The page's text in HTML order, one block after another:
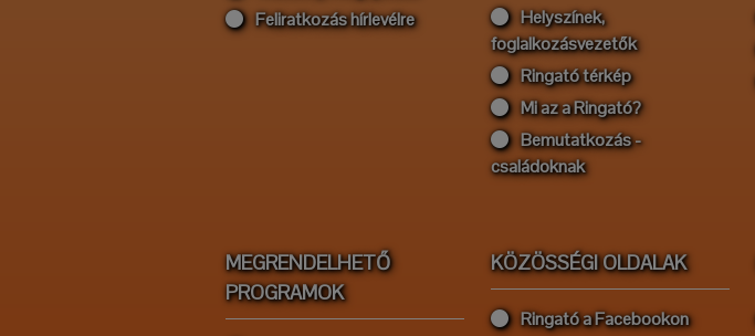
Feliratkozás hírlevélre
Helyszínek,
foglalkozásvezetők
Ringató térkép
Mi az a Ringató?
Bemutatkozás -
családoknak
MEGRENDELHETŐ
PROGRAMOK
KÖZÖSSÉGI OLDALAK
Ringató a Facebookon